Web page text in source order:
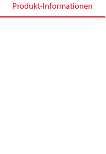
Produkt-Informationen